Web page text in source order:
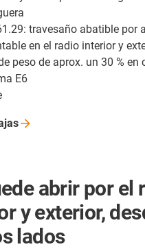
travesaño abatible por
en el radio interior y
peso de aprox. un 30 % en
E6
abrir por el
y exterior,
lados